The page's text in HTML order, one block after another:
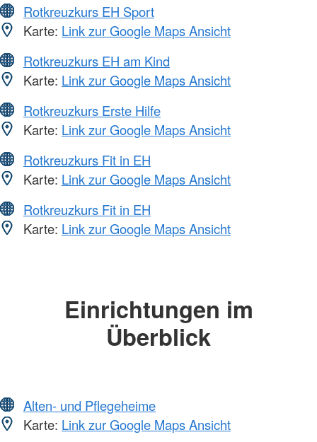
Rotkreuzkurs EH Sport
Karte: Link zur Google Maps Ansicht
Rotkreuzkurs EH am Kind
Karte: Link zur Google Maps Ansicht
Rotkreuzkurs Erste Hilfe
Karte: Link zur Google Maps Ansicht
Rotkreuzkurs Fit in EH
Karte: Link zur Google Maps Ansicht
Rotkreuzkurs Fit in EH
Karte: Link zur Google Maps Ansicht
Einrichtungen im
Überblick
Alten- und Pflegeheime
Karte: Link zur Google Maps Ansicht